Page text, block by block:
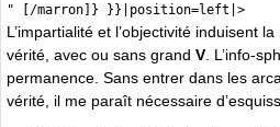
" [/marron]} }}|position=left|>
L’impartialité et l’objectivité induisent
vérité, avec ou sans grand V . L’info-
permanence. Sans entrer dans les
vérité, il me paraît nécessaire